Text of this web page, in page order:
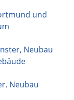
und
Neubau
Neubau